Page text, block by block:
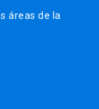
áreas de la